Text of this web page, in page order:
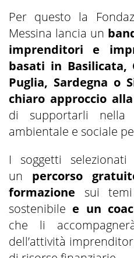
Per questo la
Messina lancia un
imprenditori e
basati in Basilicata,
Puglia, Sardegna o
chiaro approccio
di supportarli nella
ambientale e sociale
I soggetti
un percorso
formazione sui temi
sostenibile e un
che li
dell’attività